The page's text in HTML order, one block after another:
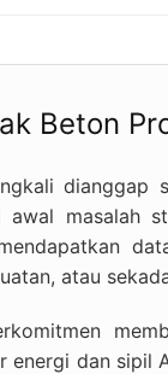
Beton
dianggap
masalah
atau
dan sipil